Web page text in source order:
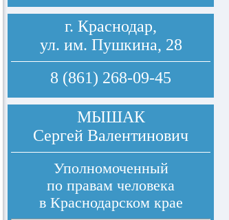
г. Краснодар,
ул. им. Пушкина, 28
8 (861) 268-09-45
МЫШАК
Сергей Валентинович
Уполномоченный
по правам человека
в Краснодарском крае